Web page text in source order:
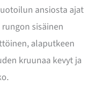
ansiosta ajat
sisäinen
alaputkeen
kruunaa kevyt ja